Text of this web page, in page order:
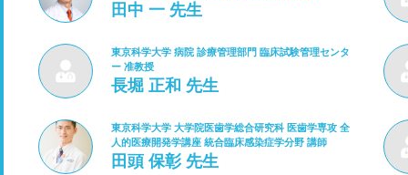
田中 一 先生
東京科学大学 病院 診療管理部門 臨床試験管理センタ
ー 准教授
長堀 正和 先生
東京科学大学 大学院医歯学総合研究科 医歯学専攻 全
人的医療開発学講座 統合臨床感染症学分野 講師
田頭 保彰 先生